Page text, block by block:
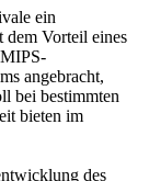
ein
dem Vorteil eines
angebracht,
bei bestimmten
bieten im
des